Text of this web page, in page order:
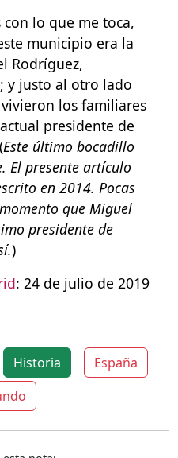
con lo que me toca,
municipio era la
Rodríguez,
y justo al otro lado
los familiares
presidente de
Este último bocadillo
El presente artículo
en 2014. Pocas
que Miguel
presidente de
)
: 24 de julio de 2019
Historia
España